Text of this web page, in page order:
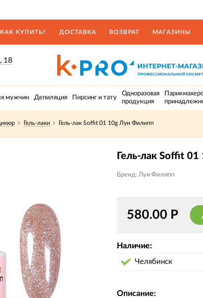
КАК КУПИТЬ? ДОСТАВКА ВОЗВРАТ МАГАЗИНЫ
18
мужчин Депиляция Пирсинг и тату
Одноразовая
продукция
Гель-лаки Гель-лак Soffit 01 10g Луи Филипп
Гель-лак Soffit
Бренд: Луи Филипп
580.00 Р
Наличие:
Челябинск
Описание: